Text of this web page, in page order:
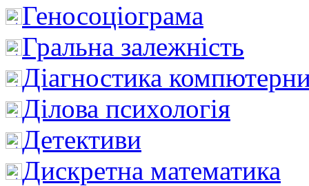
Геносоціограма
Гральна залежність
Діагностика
Ділова психологія
Детективи
Дискретна математика